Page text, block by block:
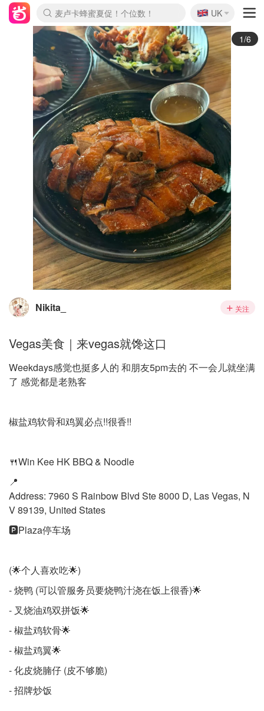
麦卢卡蜂蜜夏促！个位数！
Prada/Miu 4.8折！
啥？必胜客披萨5折！
🇬🇧
UK
2/6
Nikita_ 关注
Vegas美食｜来vegas就馋这口
Weekdays感觉也挺多人的 和朋友5pm去的 不一会儿就坐满
了 感觉都是老熟客
椒盐鸡软骨和鸡翼必点!!很香!!
🍴Win Kee HK BBQ & Noodle
📍
Address: 7960 S Rainbow Blvd Ste 8000 D, Las Vegas, N
V 89139, United States
🅿️Plaza停车场
(🌟个人喜欢吃🌟)
- 烧鸭 (可以管服务员要烧鸭汁浇在饭上很香)🌟
- 叉烧油鸡双拼饭🌟
- 椒盐鸡软骨🌟
- 椒盐鸡翼🌟
- 化皮烧腩仔 (皮不够脆)
- 招牌炒饭